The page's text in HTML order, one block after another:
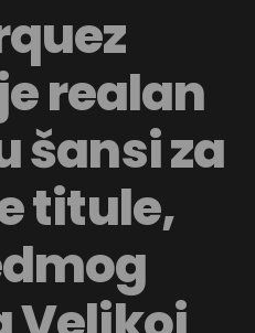
realan
šansi za
titule,